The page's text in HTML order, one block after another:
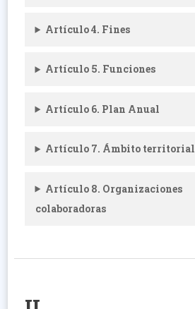
Artículo 4. Fines
Artículo 5. Funciones
Artículo 6. Plan Anual
Artículo 7. Ámbito territorial
Artículo 8. Organizaciones
colaboradoras